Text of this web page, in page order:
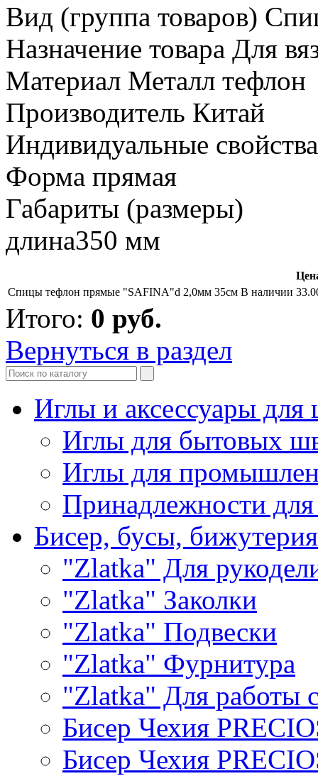
Вид (группа товаров)
Назначение товара Для
Материал Металл тефлон
Производитель Китай
Индивидуальные
Форма прямая
Габариты (размеры)
длина350 мм
Спицы тефлон прямые "SAFINA"d 2,0мм 35см В наличии
Итого: 0 руб.
Вернуться в раздел
Иглы и аксессуары
Иглы для бытовых
Иглы для
Принадлежности
Бисер, бусы, бижутерия
"Zlatka" Для
"Zlatka" Заколки
"Zlatka" Подвески
"Zlatka" Фурнитура
"Zlatka" Для работы
Бисер Чехия
Бисер Чехия